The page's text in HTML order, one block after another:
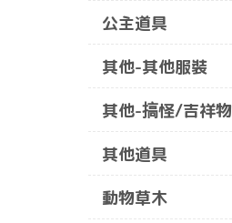
公主道具
其他-其他服裝
其他-搞怪/吉祥物
其他道具
動物草木